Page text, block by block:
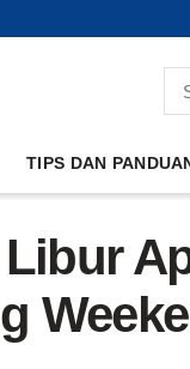
TIPS DAN